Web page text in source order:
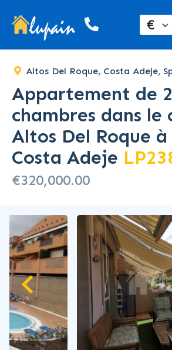
€
Altos Del Roque, Costa Adeje,
Appartement de 2
chambres dans le
Altos Del Roque
Costa Adeje
€320,000.00
SOLD